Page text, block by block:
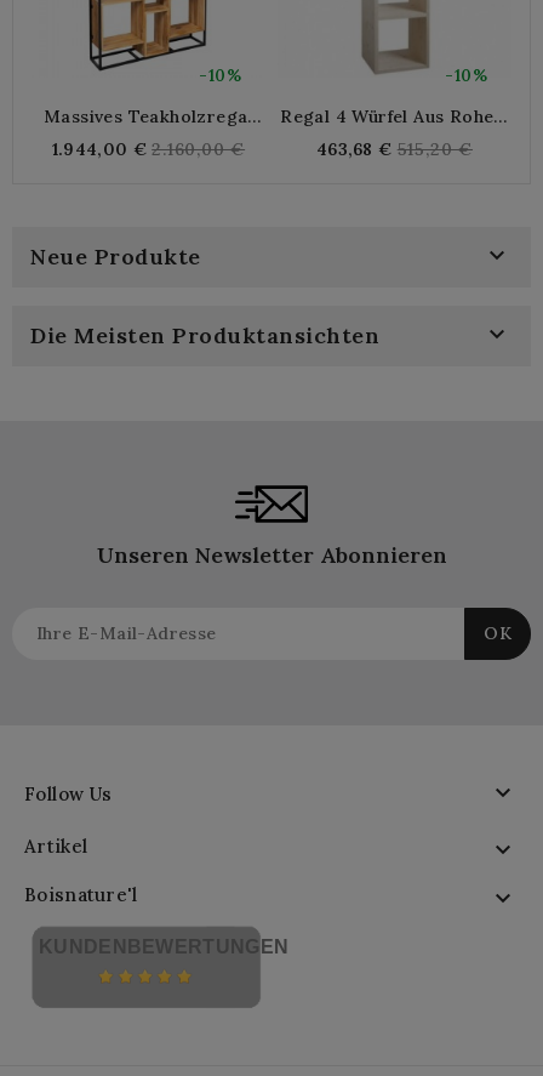
-10%
Massives Teakholzregal
1.944,00 € Regular
2.160,00 €
-10%
Regal 4 Würfel Aus Rohem
463,68 € Regular
515,20 €
Neue Produkte 
Die Meisten Produktansichten 
Unseren Newsletter Abonnieren
Follow Us 
Artikel 
Boisnature'l 
KUNDENBEWERTUNGEN